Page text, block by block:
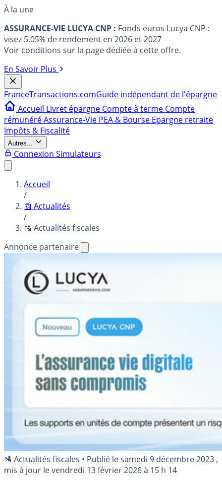
À la une
ASSURANCE-VIE LUCYA CNP : Fonds euros Lucya CNP :
visez 5.05% de rendement en 2026 et 2027
Voir conditions sur la page dédiée à cette offre.
En Savoir Plus
FranceTransactions.comGuide indépendant de l'épargne
Accueil Livret épargne Compte à terme Compte
rémunéréAssurance-Vie PEA & Bourse Epargne retraite
Impôts & Fiscalité
Autres...
Connexion Simulateurs
Accueil
/
📰 Actualités
/
🛂 Actualités fiscales
Annonce partenaire
🛂 Actualités fiscales • Publié lesamedi 9 décembre 2023 ,
mis à jour levendredi 13 février 2026 à 15 h 14